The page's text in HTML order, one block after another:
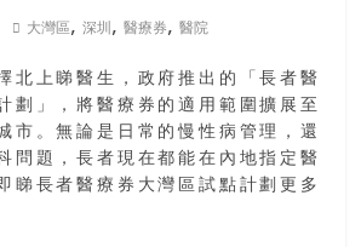
大灣區,深圳,醫療券,醫院
北上睇醫生，政府推出的「長者醫
劃」，將醫療券的適用範圍擴展至
市。無論是日常的慢性病管理，還
問題，長者現在都能在內地指定醫
睇長者醫療券大灣區試點計劃更多